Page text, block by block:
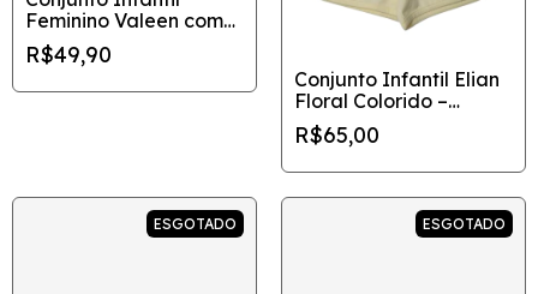
Feminino Valeen com
Estampa Divertida –
Disponível nos
Tamanhos 4 e 8
R$49,90
Conjunto Infantil Elian
Floral Colorido –
Tamanho 3
R$65,00
ESGOTADO ESGOTADO